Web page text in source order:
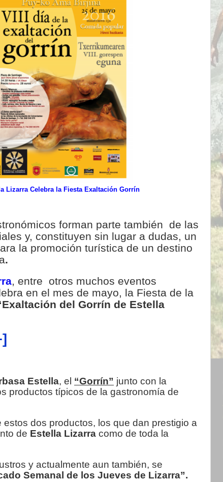
Lizarra Celebra la Fiesta Exaltación Gorrín
forman parte también de las
y, constituyen sin lugar a dudas, un
la promoción turística de un destino
.
, entre otros muchos eventos
en el mes de mayo, la Fiesta de la
del Gorrín de Estella
Estella, el “Gorrín” junto con la
productos típicos de la gastronomía de
estos dos productos, los que dan prestigio a
de Estella Lizarra como de toda la
y actualmente aun también, se
Semanal de los Jueves de Lizarra”.